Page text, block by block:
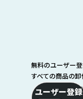
無料のユーザー
すべての商品の卸
ユーザー登録